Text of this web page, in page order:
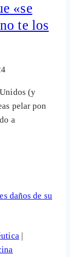
«se
te los
(y
pelar pon
a
|